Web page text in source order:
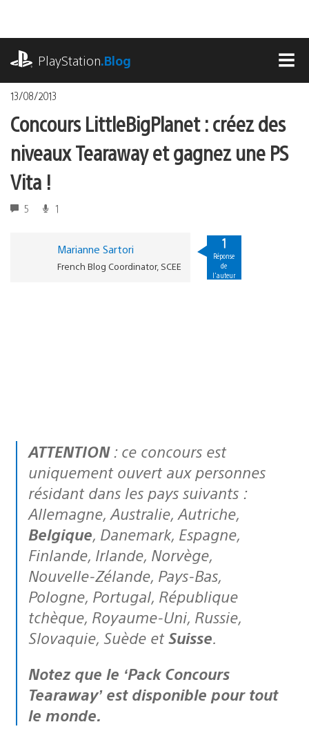
contenu
PlayStation.Blog
13/08/2013
Concours LittleBigPlanet : créez des
niveaux Tearaway et gagnez une PS
Vita !
5 1
Marianne Sartori
French Blog Coordinator, SCEE
1
Réponse
de
l'auteur
ATTENTION: ce concours est
uniquement ouvert aux personnes
résidant dans les pays suivants :
Allemagne, Australie, Autriche,
Belgique, Danemark, Espagne,
Finlande, Irlande, Norvège,
Nouvelle-Zélande, Pays-Bas,
Pologne, Portugal, République
tchèque, Royaume-Uni, Russie,
Slovaquie, Suède et Suisse.
Notez que le ‘Pack Concours
Tearaway’ est disponible pour tout
le monde.